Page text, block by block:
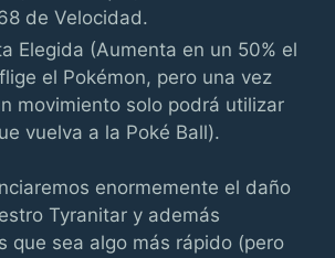
de Velocidad.
Elegida (Aumenta en un 50% el
el Pokémon, pero una vez
movimiento solo podrá utilizar
vuelva a la Poké Ball).
enormemente el daño
Tyranitar y además
que sea algo más rápido (pero